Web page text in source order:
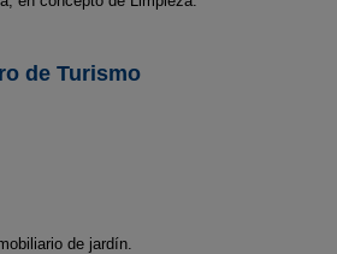
de Turismo
de jardín.